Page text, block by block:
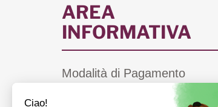
AREA
INFORMATIVA
Modalità di Pagamento